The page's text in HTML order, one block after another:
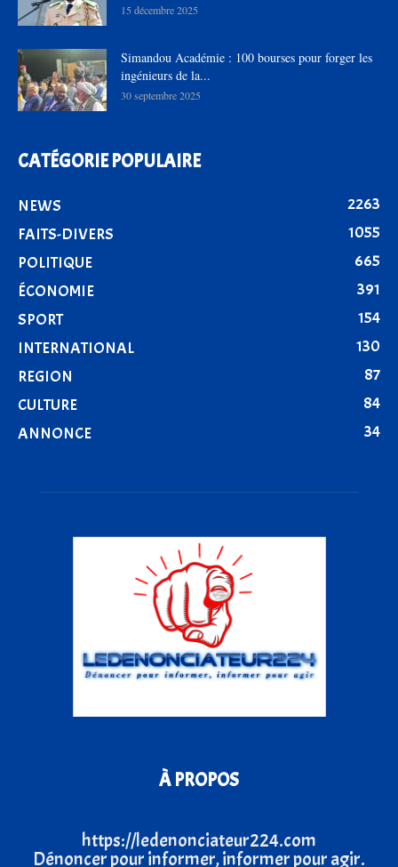
15 décembre 2025
Simandou Académie : 100 bourses pour forger les
ingénieurs de la...
30 septembre 2025
CATÉGORIE POPULAIRE
NEWS
2263
FAITS-DIVERS
1055
POLITIQUE
665
ÉCONOMIE
391
SPORT
154
INTERNATIONAL
130
REGION
87
CULTURE
84
ANNONCE
34
À PROPOS
https://ledenonciateur224.com
Dénoncer pour informer, informer pour agir.